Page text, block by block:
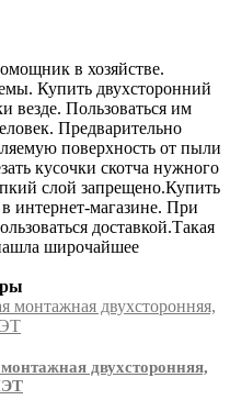
в хозяйстве.
Купить двухсторонний
везде. Пользоваться им
Предварительно
поверхность от пыли
кусочки скотча нужного
слой запрещено.Купить
интернет-магазине. При
доставкой.Такая
широчайшее
двухсторонняя,